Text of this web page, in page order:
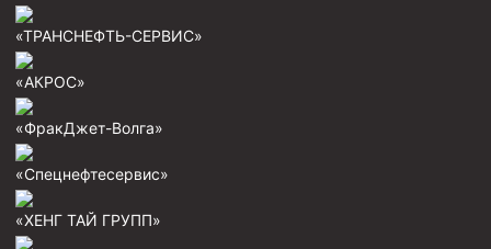
скважин УЭЦС
Турбулизаторы типа ЦТ
Кольца ограничительные ПЦ и ЦЦ
«ТРАНСНЕФТЬ-СЕРВИС»
«АКРОС»
«ФракДжет-Волга»
«Спецнефтесервис»
«ХЕНГ ТАЙ ГРУПП»